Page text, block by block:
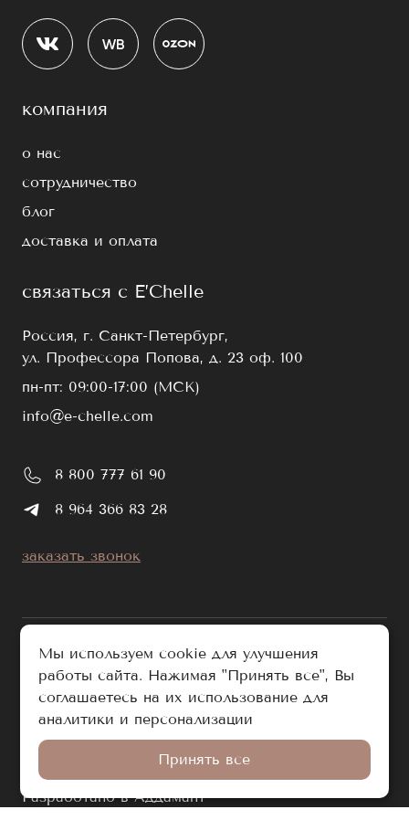
компания
о нас
сотрудничество
блог
доставка и оплата
связаться с E’Chelle
Россия, г. Санкт-Петербург,
ул. Профессора Попова, д. 23 оф. 100
пн-пт: 09:00-17:00 (МСК)
info@e-chelle.com
8 800 777 61 90
8 964 366 83 28
заказать звонок
публичная оферта
политика обработки персональных данных
© e-chelle.com 2026. Все права защищены.
Разработано в Аддамант
Мы используем cookie для улучшения
работы сайта. Нажимая "Принять все", Вы
соглашаетесь на их использование для
аналитики и персонализации
Принять все